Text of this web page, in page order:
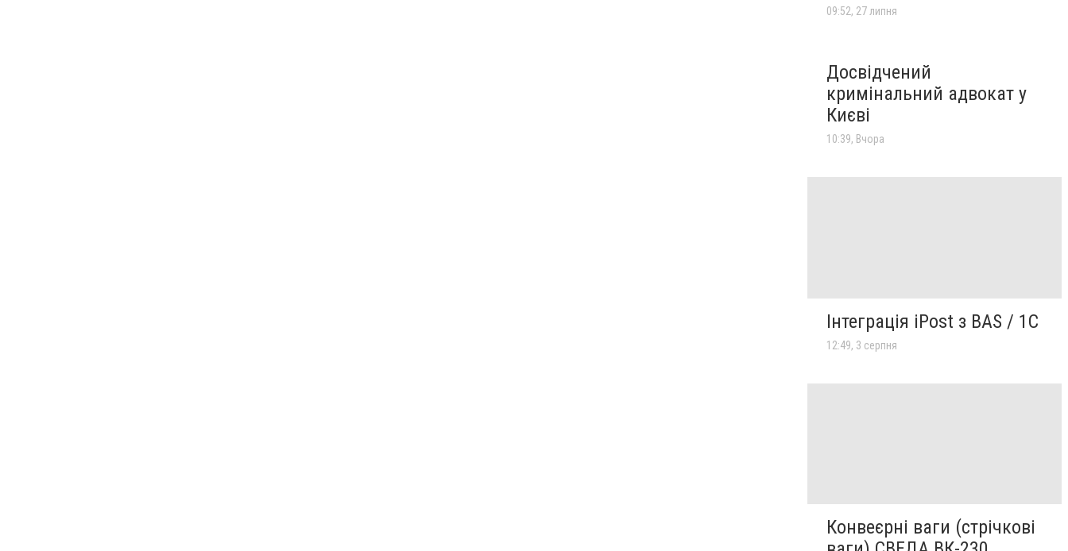
09:52, 27 липня
Досвідчений
кримінальний адвокат у
Києві
10:39, Вчора
Інтеграція iPost з BAS / 1С
12:49, 3 серпня
Конвеєрні ваги (стрічкові